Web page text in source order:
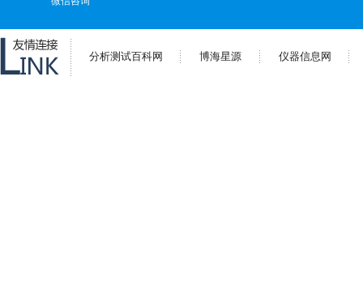
分析测试百科网 博海星源 仪器信息网